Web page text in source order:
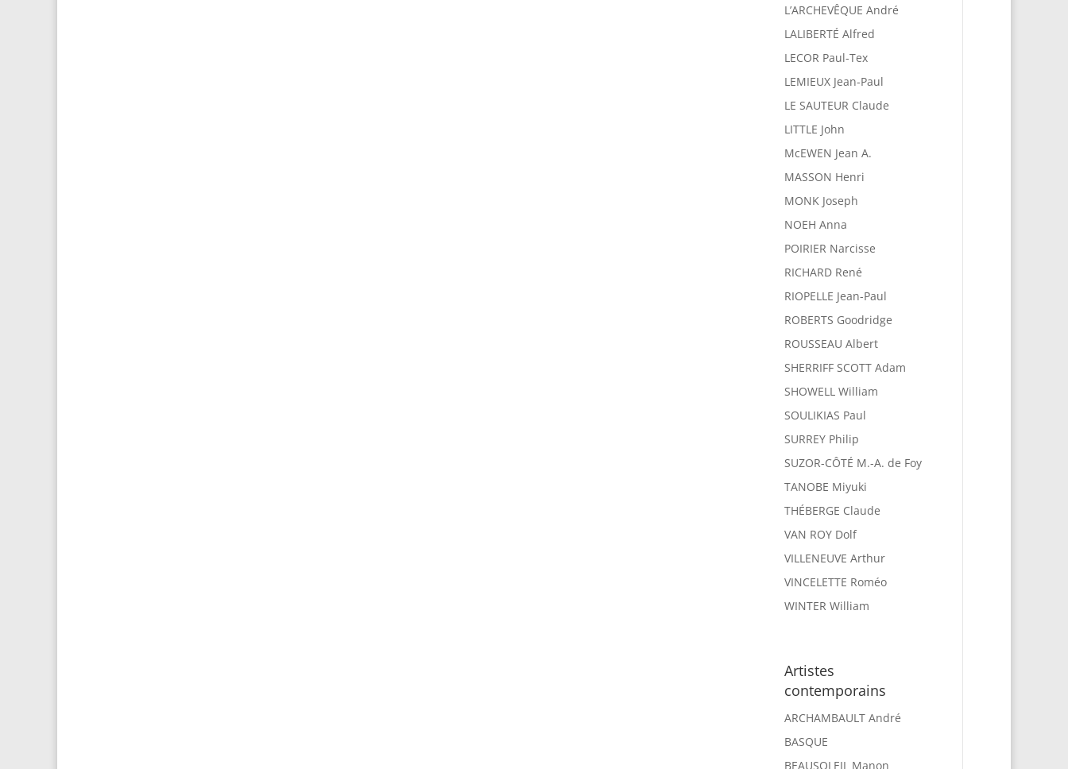
L’ARCHEVÊQUE André
LALIBERTÉ Alfred
LECOR Paul-Tex
LEMIEUX Jean-Paul
LE SAUTEUR Claude
LITTLE John
McEWEN Jean A.
MASSON Henri
MONK Joseph
NOEH Anna
POIRIER Narcisse
RICHARD René
RIOPELLE Jean-Paul
ROBERTS Goodridge
ROUSSEAU Albert
SHERRIFF SCOTT Adam
SHOWELL William
SOULIKIAS Paul
SURREY Philip
SUZOR-CÔTÉ M.-A. de Foy
TANOBE Miyuki
THÉBERGE Claude
VAN ROY Dolf
VILLENEUVE Arthur
VINCELETTE Roméo
WINTER William
Artistes
contemporains
ARCHAMBAULT André
BASQUE
BEAUSOLEIL Manon